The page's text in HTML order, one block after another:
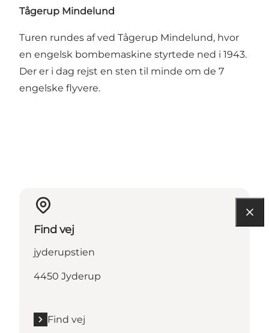
Tågerup Mindelund
Turen rundes af ved Tågerup Mindelund, hvor
en engelsk bombemaskine styrtede ned i 1943.
Der er i dag rejst en sten til minde om de 7
engelske flyvere.
Find vej
jyderupstien
4450 Jyderup
Find vej